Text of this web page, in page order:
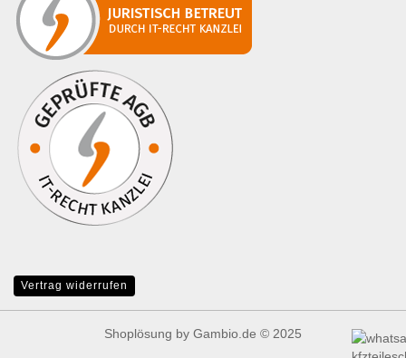
Vertrag widerrufen
Shoplösung by Gambio.de © 2025